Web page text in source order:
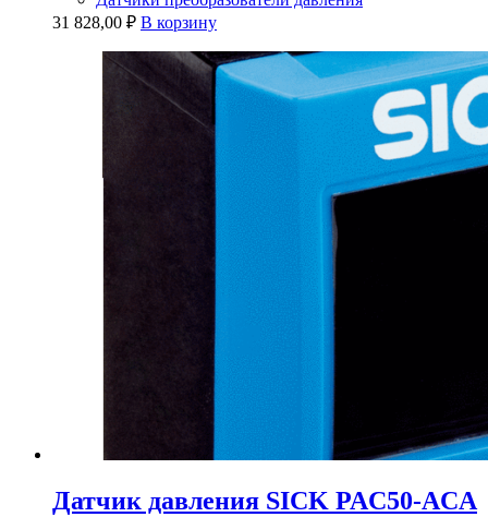
31 828,00 ₽ В корзину
Датчик давления SICK PAC50-ACA